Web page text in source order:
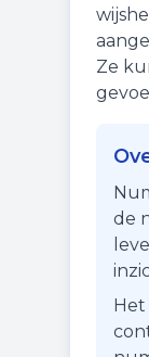
Ze
de
Het